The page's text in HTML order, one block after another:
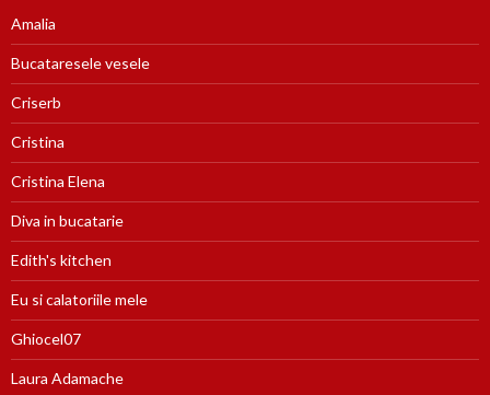
Amalia
Bucataresele vesele
Criserb
Cristina
Cristina Elena
Diva in bucatarie
Edith's kitchen
Eu si calatoriile mele
Ghiocel07
Laura Adamache